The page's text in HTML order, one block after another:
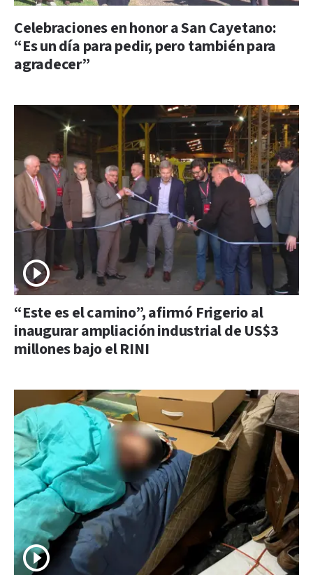
Celebraciones en honor a San Cayetano:
“Es un día para pedir, pero también para
agradecer”
“Este es el camino”, afirmó Frigerio al
inaugurar ampliación industrial de US$3
millones bajo el RINI